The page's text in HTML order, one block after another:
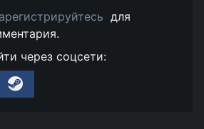
для
через соцсети: